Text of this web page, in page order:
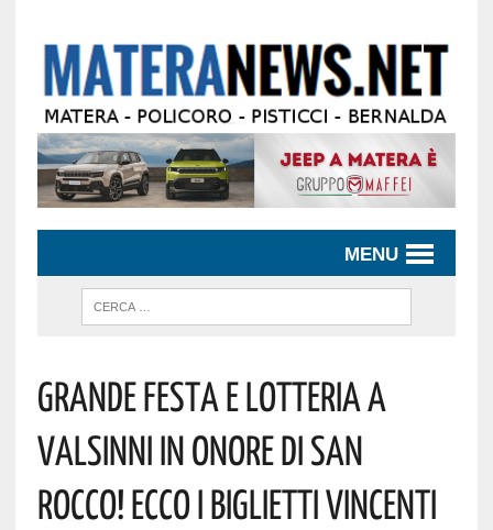
MENU
Grande Festa E Lotteria A
Valsinni In Onore Di San
Rocco! Ecco I Biglietti Vincenti